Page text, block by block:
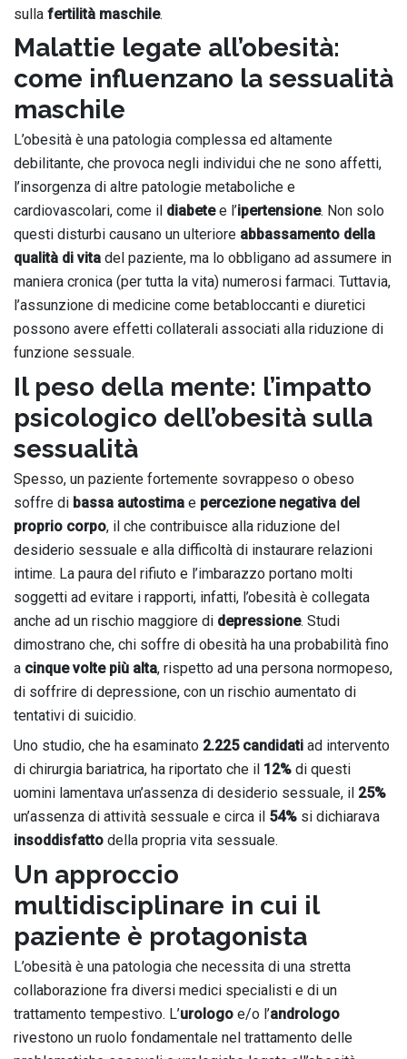
sulla fertilità maschile.
Malattie legate all’obesità:
come influenzano la sessualità
maschile
L’obesità è una patologia complessa ed altamente
debilitante, che provoca negli individui che ne sono affetti,
l’insorgenza di altre patologie metaboliche e
cardiovascolari, come il diabetee l’ipertensione. Non solo
questi disturbi causano un ulteriore abbassamento della
qualità di vita del paziente, ma lo obbligano ad assumere in
maniera cronica (per tutta la vita) numerosi farmaci. Tuttavia,
l’assunzione di medicine come betabloccanti e diuretici
possono avere effetti collaterali associati alla riduzione di
funzione sessuale.
Il peso della mente: l’impatto
psicologico dell’obesità sulla
sessualità
Spesso, un paziente fortemente sovrappeso o obeso
soffre di bassa autostima e percezione negativa del
proprio corpo, il che contribuisce alla riduzione del
desiderio sessuale e alla difficoltà di instaurare relazioni
intime. La paura del rifiuto e l’imbarazzo portano molti
soggetti ad evitare i rapporti, infatti, l’obesità è collegata
anche ad un rischio maggiore di depressione. Studi
dimostrano che, chi soffre di obesità ha una probabilità fino
a cinque volte più alta, rispetto ad una persona normopeso,
di soffrire di depressione, con un rischio aumentato di
tentativi di suicidio.
Uno studio, che ha esaminato 2.225 candidati ad intervento
di chirurgia bariatrica, ha riportato che il 12% di questi
uomini lamentava un’assenza di desiderio sessuale, il 25%
un’assenza di attività sessuale e circa il 54% si dichiarava
insoddisfatto della propria vita sessuale.
Un approccio
multidisciplinare in cui il
paziente è protagonista
L’obesità è una patologia che necessita di una stretta
collaborazione fra diversi medici specialisti e di un
trattamento tempestivo. L’urologo e/o l’andrologo
rivestono un ruolo fondamentale nel trattamento delle